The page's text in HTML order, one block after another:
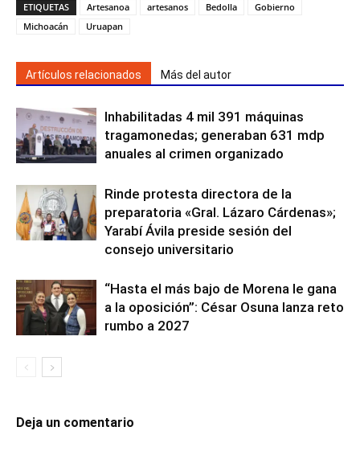
ETIQUETAS Artesanoa artesanos Bedolla
Gobierno
Michoacán
Uruapan
Artículos relacionados Más del autor
Inhabilitadas 4 mil 391 máquinas
tragamonedas; generaban 631 mdp
anuales al crimen organizado
Rinde protesta directora de la
preparatoria «Gral. Lázaro Cárdenas»;
Yarabí Ávila preside sesión del
consejo universitario
“Hasta el más bajo de Morena le gana
a la oposición”: César Osuna lanza reto
rumbo a 2027
Deja un comentario